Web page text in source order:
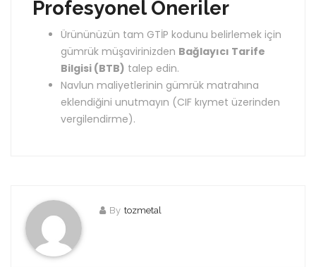
Profesyonel Öneriler
Ürününüzün tam GTİP kodunu belirlemek için
gümrük müşavirinizden Bağlayıcı Tarife
Bilgisi (BTB) talep edin.
Navlun maliyetlerinin gümrük matrahına
eklendiğini unutmayın (CIF kıymet üzerinden
vergilendirme).
By tozmetal